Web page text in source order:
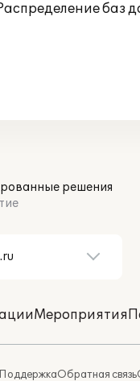
баз
решения
Мероприятия
ПоддержкаОбратная связь